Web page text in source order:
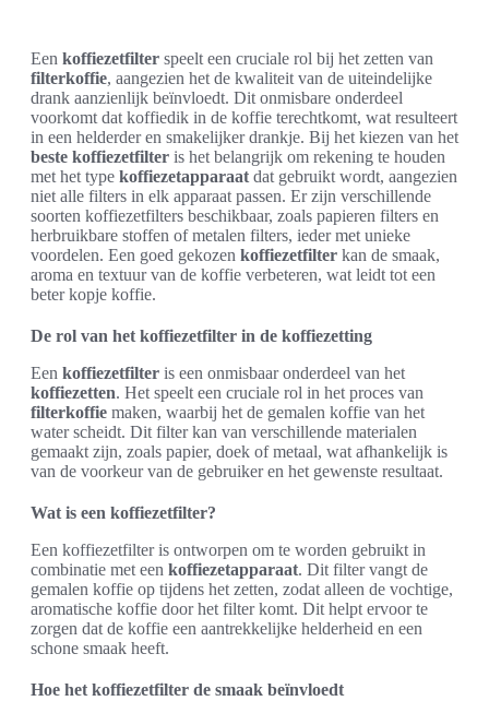
Een koffiezetfilter speelt een cruciale rol bij het zetten van
filterkoffie, aangezien het de kwaliteit van de uiteindelijke
drank aanzienlijk beïnvloedt. Dit onmisbare onderdeel
voorkomt dat koffiedik in de koffie terechtkomt, wat resulteert
in een helderder en smakelijker drankje. Bij het kiezen van het
beste koffiezetfilter is het belangrijk om rekening te houden
met het type koffiezetapparaat dat gebruikt wordt, aangezien
niet alle filters in elk apparaat passen. Er zijn verschillende
soorten koffiezetfilters beschikbaar, zoals papieren filters en
herbruikbare stoffen of metalen filters, ieder met unieke
voordelen. Een goed gekozen koffiezetfilter kan de smaak,
aroma en textuur van de koffie verbeteren, wat leidt tot een
beter kopje koffie.
De rol van het koffiezetfilter in de koffiezetting
Een koffiezetfilter is een onmisbaar onderdeel van het
koffiezetten. Het speelt een cruciale rol in het proces van
filterkoffie maken, waarbij het de gemalen koffie van het
water scheidt. Dit filter kan van verschillende materialen
gemaakt zijn, zoals papier, doek of metaal, wat afhankelijk is
van de voorkeur van de gebruiker en het gewenste resultaat.
Wat is een koffiezetfilter?
Een koffiezetfilter is ontworpen om te worden gebruikt in
combinatie met een koffiezetapparaat. Dit filter vangt de
gemalen koffie op tijdens het zetten, zodat alleen de vochtige,
aromatische koffie door het filter komt. Dit helpt ervoor te
zorgen dat de koffie een aantrekkelijke helderheid en een
schone smaak heeft.
Hoe het koffiezetfilter de smaak beïnvloedt